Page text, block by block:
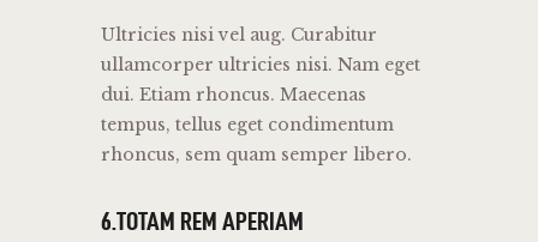
Ultricies nisi vel aug. Curabitur
ullamcorper ultricies nisi. Nam eget
dui. Etiam rhoncus. Maecenas
tempus, tellus eget condimentum
rhoncus, sem quam semper libero.
6.TOTAM REM APERIAM